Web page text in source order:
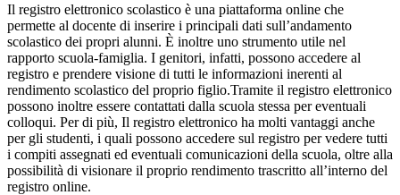
Il registro elettronico scolastico è una piattaforma online che
permette al docente di inserire i principali dati sull’andamento
scolastico dei propri alunni. È inoltre uno strumento utile nel
rapporto scuola-famiglia. I genitori, infatti, possono accedere al
registro e prendere visione di tutti le informazioni inerenti al
rendimento scolastico del proprio figlio.Tramite il registro elettronico
possono inoltre essere contattati dalla scuola stessa per eventuali
colloqui. Per di più, Il registro elettronico ha molti vantaggi anche
per gli studenti, i quali possono accedere sul registro per vedere tutti
i compiti assegnati ed eventuali comunicazioni della scuola, oltre alla
possibilità di visionare il proprio rendimento trascritto all’interno del
registro online.